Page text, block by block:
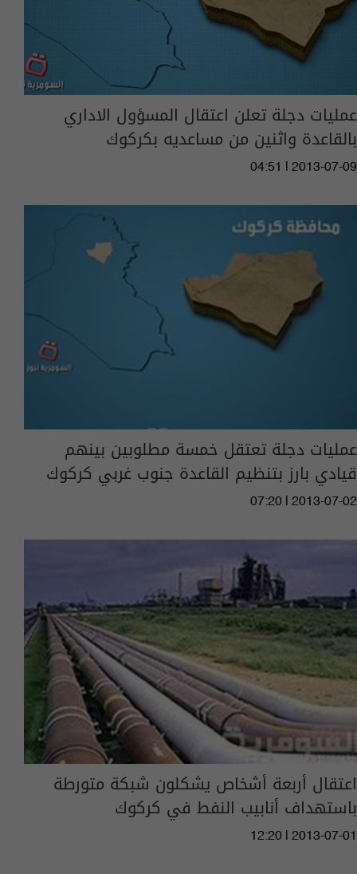
عمليات دجلة تعلن اعتقال المسؤول الاداري
بالقاعدة واثنين من مساعديه بكركوك
04:51 | 2013-07-09
عمليات دجلة تعتقل خمسة مطلوبين بينهم
قيادي بارز بتنظيم القاعدة جنوب غربي كركوك
07:20 | 2013-07-02
اعتقال أربعة أشخاص يشكلون شبكة متورطة
باستهداف أنابيب النفط في كركوك
12:20 | 2013-07-01